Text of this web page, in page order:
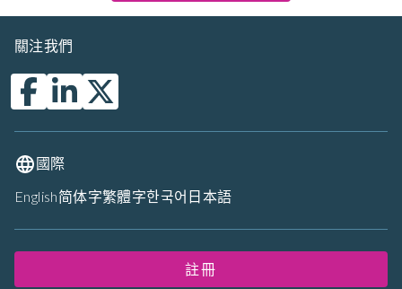
關注我們
國際
English简体字繁體字한국어 日本語
註冊